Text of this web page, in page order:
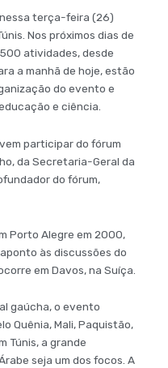
terça-feira (26)
Nos próximos dias de
atividades, desde
a manhã de hoje, estão
do evento e
e ciência.
participar do fórum
da Secretaria-Geral da
do fórum,
Porto Alegre em 2000,
às discussões do
em Davos, na Suíça.
gaúcha, o evento
Quênia, Mali, Paquistão,
Túnis, a grande
seja um dos focos. A